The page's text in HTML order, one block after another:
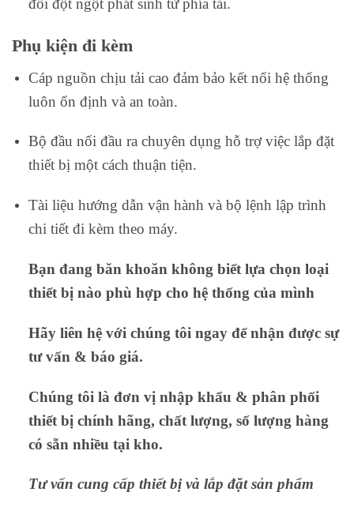
đổi đột ngột phát sinh từ phía tải.
Phụ kiện đi kèm
Cáp nguồn chịu tải cao đảm bảo kết nối hệ thống
luôn ổn định và an toàn.
Bộ đầu nối đầu ra chuyên dụng hỗ trợ việc lắp đặt
thiết bị một cách thuận tiện.
Tài liệu hướng dẫn vận hành và bộ lệnh lập trình
chi tiết đi kèm theo máy.
Bạn đang băn khoăn không biết lựa chọn loại
thiết bị nào phù hợp cho hệ thống của mình
Hãy liên hệ với chúng tôi ngay để nhận được sự
tư vấn & báo giá.
Chúng tôi là đơn vị nhập khẩu & phân phối
thiết bị chính hãng, chất lượng, số lượng hàng
có sẵn nhiều tại kho.
Tư vấn cung cấp thiết bị và lắp đặt sản phẩm